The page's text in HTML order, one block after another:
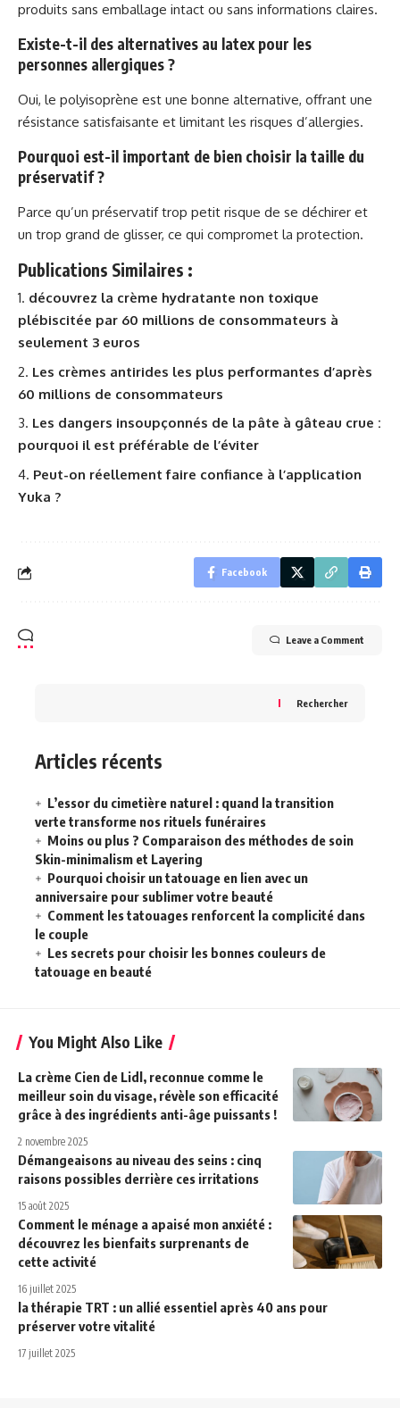
produits sans emballage intact ou sans informations claires.
Existe-t-il des alternatives au latex pour les
personnes allergiques ?
Oui, le polyisoprène est une bonne alternative, offrant une
résistance satisfaisante et limitant les risques d’allergies.
Pourquoi est-il important de bien choisir la taille du
préservatif ?
Parce qu’un préservatif trop petit risque de se déchirer et
un trop grand de glisser, ce qui compromet la protection.
Publications Similaires :
découvrez la crème hydratante non toxique
plébiscitée par 60 millions de consommateurs à
seulement 3 euros
Les crèmes antirides les plus performantes d’après
60 millions de consommateurs
Les dangers insoupçonnés de la pâte à gâteau crue :
pourquoi il est préférable de l’éviter
Peut-on réellement faire confiance à l’application
Yuka ?
Facebook
Leave a Comment
Rechercher
Articles récents
L’essor du cimetière naturel : quand la transition
verte transforme nos rituels funéraires
Moins ou plus ? Comparaison des méthodes de soin
Skin-minimalism et Layering
Pourquoi choisir un tatouage en lien avec un
anniversaire pour sublimer votre beauté
Comment les tatouages renforcent la complicité dans
le couple
Les secrets pour choisir les bonnes couleurs de
tatouage en beauté
You Might Also Like
La crème Cien de Lidl, reconnue comme le
meilleur soin du visage, révèle son efficacité
grâce à des ingrédients anti-âge puissants !
2 novembre 2025
Démangeaisons au niveau des seins : cinq
raisons possibles derrière ces irritations
15 août 2025
Comment le ménage a apaisé mon anxiété :
découvrez les bienfaits surprenants de
cette activité
16 juillet 2025
la thérapie TRT : un allié essentiel après 40 ans pour
préserver votre vitalité
17 juillet 2025